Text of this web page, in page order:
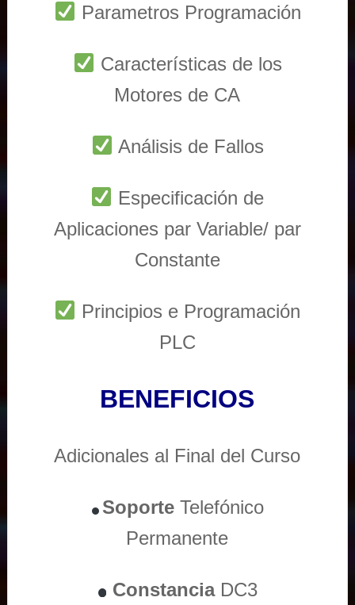
Parametros Programación
Características de los
Motores de CA
Análisis de Fallos
Especificación de
Aplicaciones par Variable/ par
Constante
Principios e Programación
PLC
BENEFICIOS
Adicionales al Final del Curso
Soporte Telefónico
Permanente
ConstanciaDC3